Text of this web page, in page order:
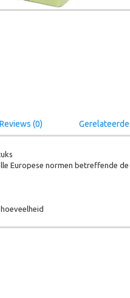
Reviews (0)
Europese normen betreffende